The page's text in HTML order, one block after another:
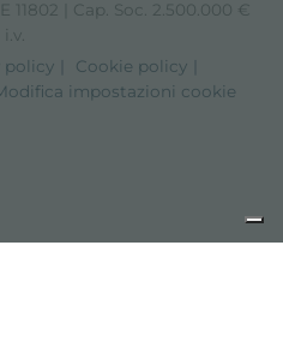
11802 | Cap. Soc. 2.500.000 €
i.v.
policy
Cookie policy
impostazioni cookie